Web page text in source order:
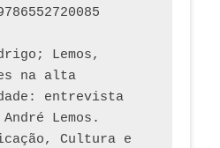
Lemos,
na alta
entrevista
Lemos.
Cultura e